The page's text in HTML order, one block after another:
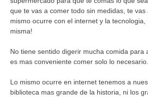
que te vas a comer todo sin medidas, te vas
mismo ocurre con el internet y la tecnologia,
misma!
No tiene sentido digerir mucha comida para
es mas conveniente comer solo lo necesario.
Lo mismo ocurre en internet tenemos a
biblioteca mas grande de la historia, ni los